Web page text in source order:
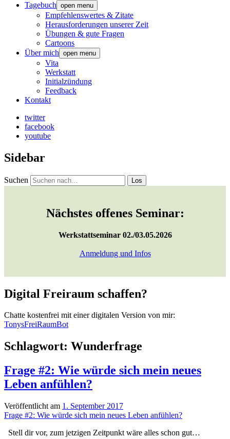
Tagebuch open menu
Empfehlenswertes & Zitate
Herausforderungen unserer Zeit
Übungen & gute Fragen
Cartoons
Über mich open menu
Vita
Werkstatt
Initialzündung
Feedback
Kontakt
twitter
facebook
youtube
Sidebar
Suchen
Nächstes offenes Seminar:
Werkstattseminar 02./03.05.2026
Anmeldung und Infos
Digital Freiraum schaffen?
Chatte kostenfrei mit einer digitalen Version von mir:
TonysFreiRaumBot
Schlagwort: Wunderfrage
Frage #2: Wie würde sich mein neues
Leben anfühlen?
Veröffentlicht am 1. September 2017
Frage #2: Wie würde sich mein neues Leben anfühlen?
Stell dir vor, zum jetzigen Zeitpunkt wäre alles schon gut…